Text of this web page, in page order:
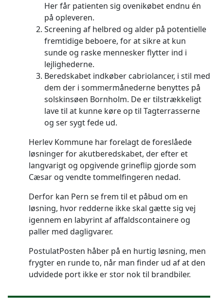
Her får patienten sig ovenikøbet endnu én
på opleveren.
Screening af helbred og alder på potentielle
fremtidige beboere, for at sikre at kun
sunde og raske mennesker flytter ind i
lejlighederne.
Beredskabet indkøber cabriolancer, i stil med
dem der i sommermånederne benyttes på
solskinsøen Bornholm. De er tilstrækkeligt
lave til at kunne køre op til Tagterrasserne
og ser sygt fede ud.
Herlev Kommune har forelagt de foreslåede
løsninger for akutberedskabet, der efter et
langvarigt og opgivende grineflip gjorde som
Cæsar og vendte tommelfingeren nedad.
Derfor kan Pern se frem til et påbud om en
løsning, hvor redderne ikke skal gætte sig vej
igennem en labyrint af affaldscontainere og
paller med dagligvarer.
PostulatPosten håber på en hurtig løsning, men
frygter en runde to, når man finder ud af at den
udvidede port ikke er stor nok til brandbiler.